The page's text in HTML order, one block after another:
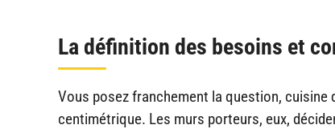
La définition des besoins et
Vous posez franchement la question,
centimétrique. Les murs porteurs, eux,